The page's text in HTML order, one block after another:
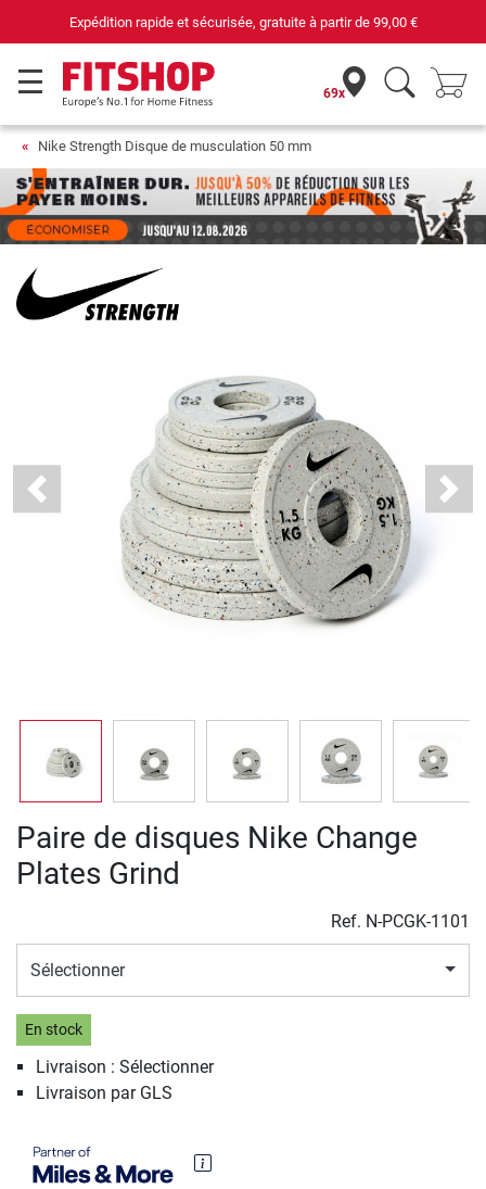
Expédition rapide et sécurisée, gratuite à partir de 99,00 €
69x
Nike Strength Disque de musculation 50 mm
Previous Next
Paire de disques Nike Change
Plates Grind
Ref. N-PCGK-1101
Sélectionner
En stock
Livraison : Sélectionner
Livraison par GLS